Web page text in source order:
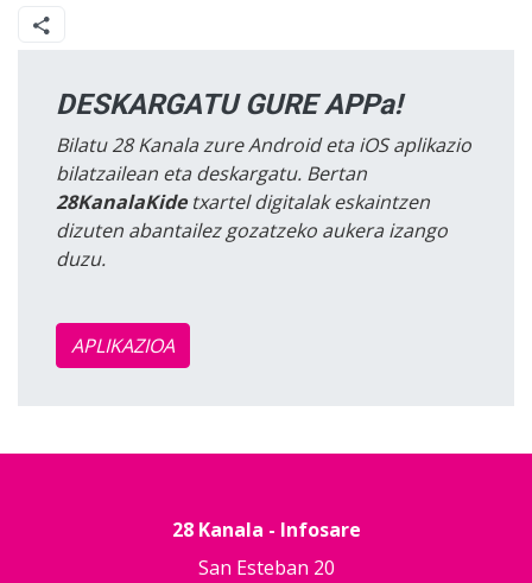
DESKARGATU GURE APPa!
Bilatu 28 Kanala zure Android eta iOS aplikazio
bilatzailean eta deskargatu. Bertan
28KanalaKidetxartel digitalak eskaintzen
dizuten abantailez gozatzeko aukera izango
duzu.
APLIKAZIOA
28 Kanala - Infosare
San Esteban 20